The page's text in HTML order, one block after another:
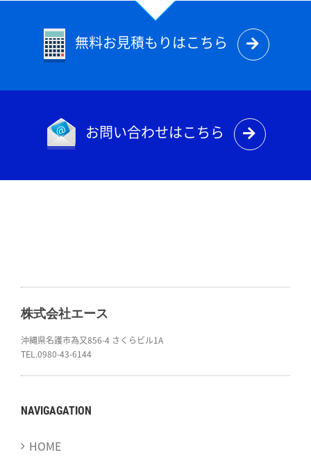
無料お見積もりはこちら
お問い合わせはこちら
株式会社エース
沖縄県名護市為又856-4 さくらビル1A
TEL.0980-43-6144
NAVIGAGATION
HOME